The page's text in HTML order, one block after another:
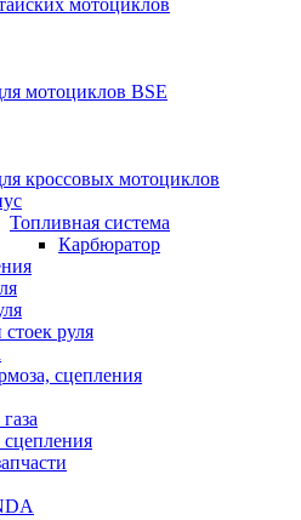
мотоциклов
мотоциклов BSE
кроссовых мотоциклов
Топливная система
Карбюратор
руля
сцепления
сцепления